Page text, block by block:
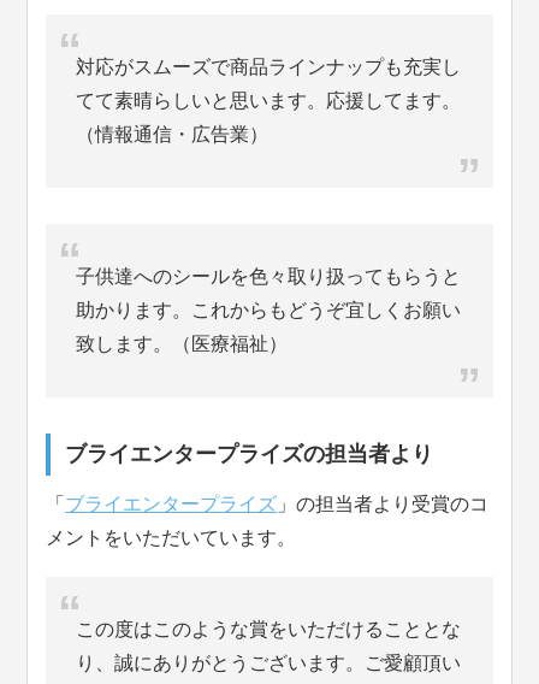
対応がスムーズで商品ラインナップも充実し
てて素晴らしいと思います。応援してます。
（情報通信・広告業）
子供達へのシールを色々取り扱ってもらうと
助かります。これからもどうぞ宜しくお願い
致します。（医療福祉）
ブライエンタープライズの担当者より
「 ブライエンタープライズ 」の担当者より受賞のコ
メントをいただいています。
この度はこのような賞をいただけることとな
り、誠にありがとうございます。ご愛顧頂い